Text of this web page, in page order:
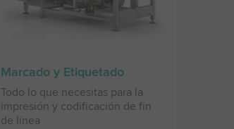
Marcado y Etiquetado
Todo lo que necesitas para la
impresión y codificación de fin
de línea